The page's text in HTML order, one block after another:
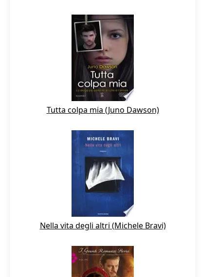
Tutta colpa mia (Juno Dawson)
Nella vita degli altri (Michele Bravi)